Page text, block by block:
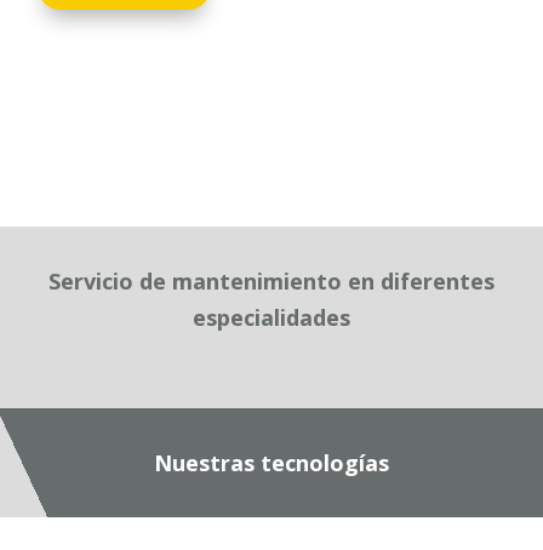
Servicio de mantenimiento en diferentes
especialidades
Nuestras tecnologías